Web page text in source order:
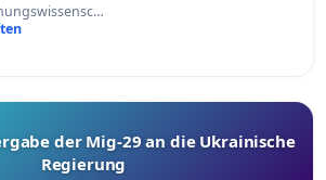
der Mig-29 an die Ukrainische
Regierung